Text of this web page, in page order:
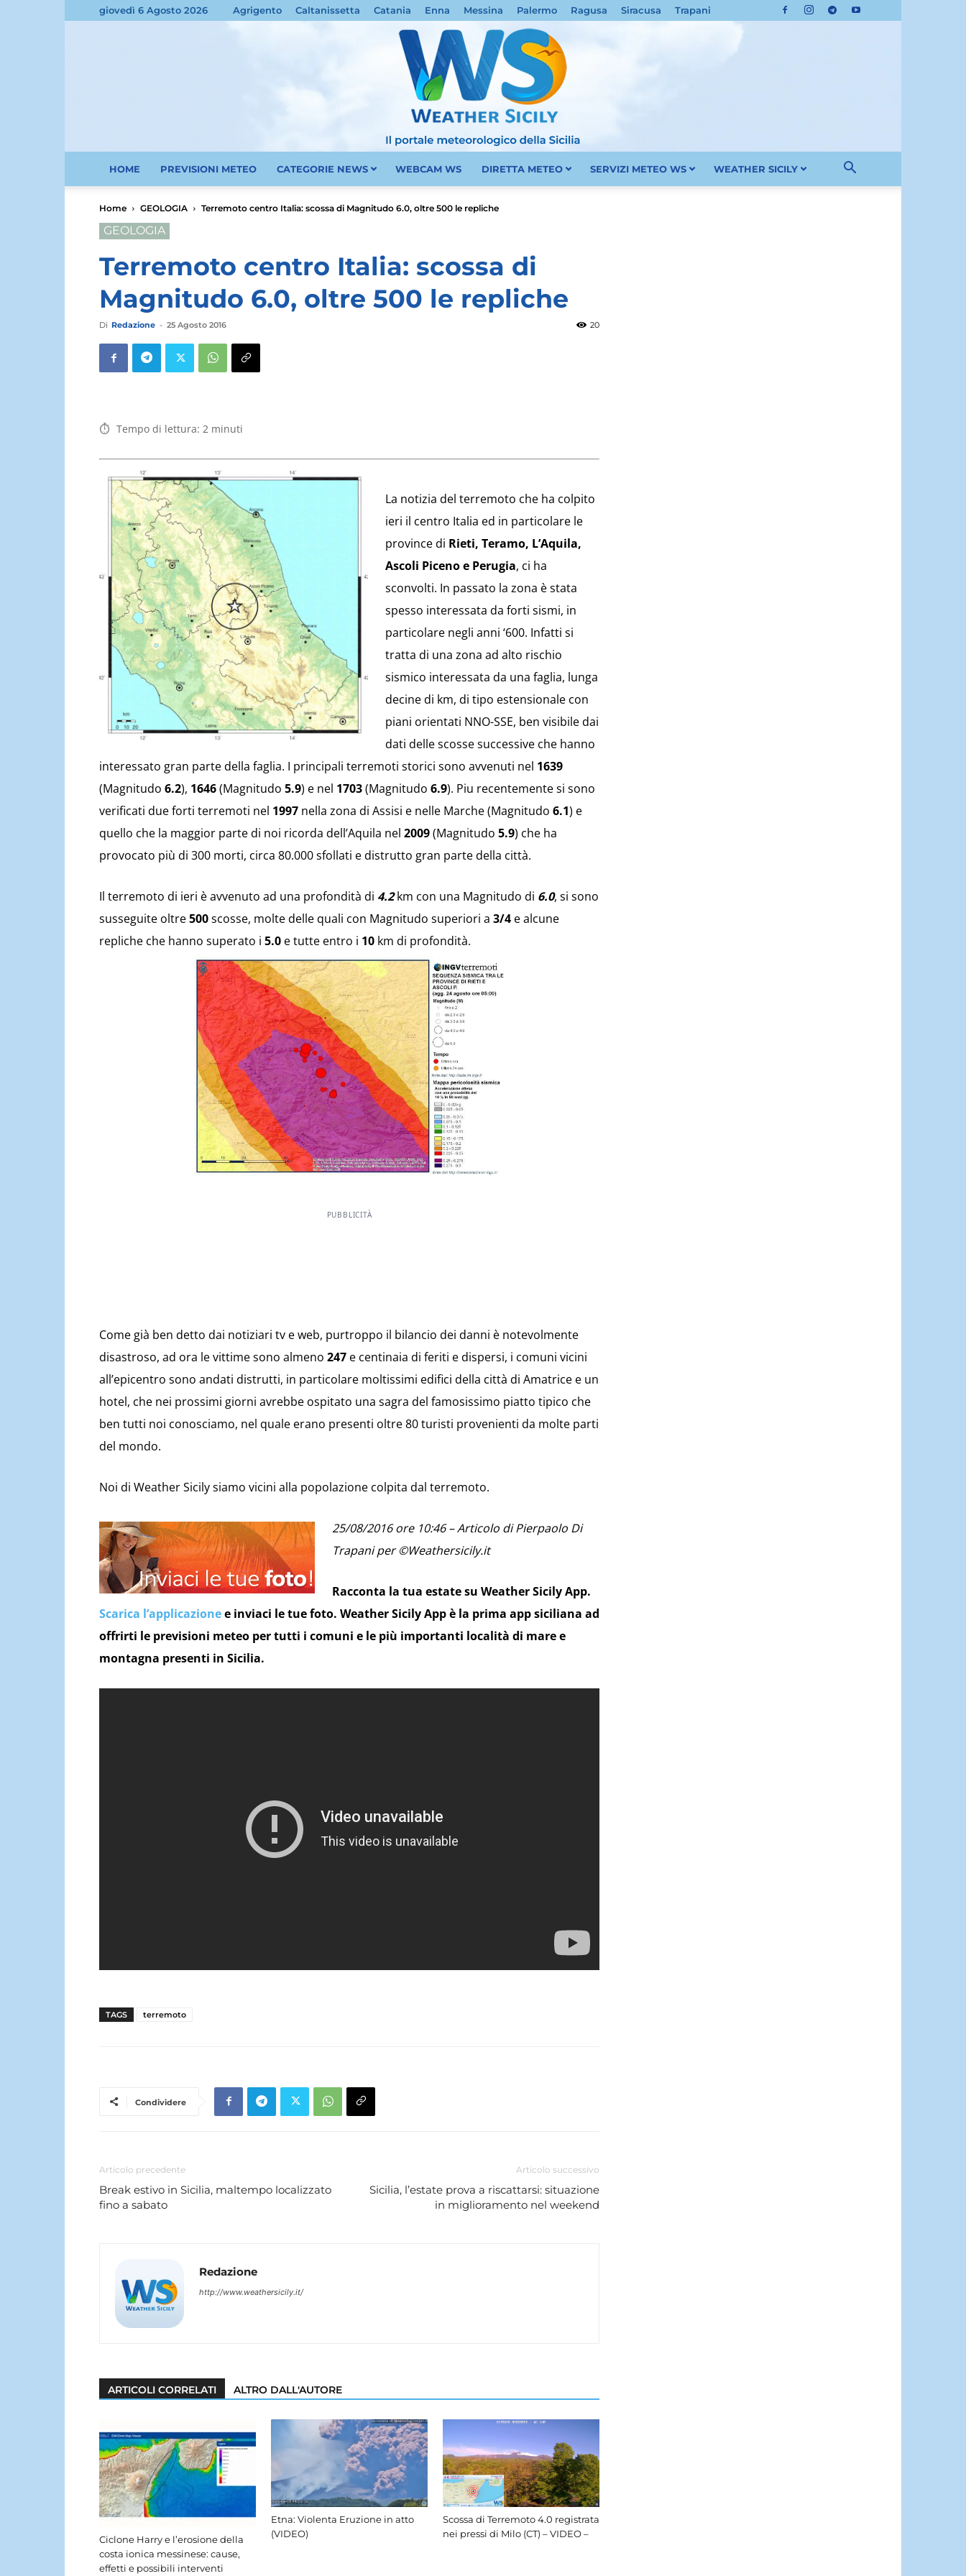
giovedì 6 Agosto 2026 Agrigento Caltanissetta Catania Enna Messina Palermo Ragusa Siracusa Trapani
Sicilia
Sicily.it
HOME PREVISIONI METEO CATEGORIE NEWS WEBCAM WS DIRETTA METEO SERVIZI METEO WS WEATHER SICILY
Home GEOLOGIA Terremoto centro Italia: scossa di Magnitudo 6.0, oltre 500 le repliche
GEOLOGIA
Terremoto centro Italia: scossa di
Magnitudo 6.0, oltre 500 le repliche
Di Redazione - 25 Agosto 2016 20
Tempo di lettura: 2 minuti
La notizia del terremoto che ha colpito
ieri il centro Italia ed in particolare le
province di Rieti, Teramo, L’Aquila,
Ascoli Piceno e Perugia, ci ha
sconvolti. In passato la zona è stata
spesso interessata da forti sismi, in
particolare negli anni ‘600. Infatti si
tratta di una zona ad alto rischio
sismico interessata da una faglia, lunga
decine di km, di tipo estensionale con
piani orientati NNO-SSE, ben visibile dai
dati delle scosse successive che hanno
interessato gran parte della faglia. I principali terremoti storici sono avvenuti nel 1639
(Magnitudo 6.2), 1646(Magnitudo 5.9) e nel 1703(Magnitudo 6.9). Piu recentemente si sono
verificati due forti terremoti nel 1997 nella zona di Assisi e nelle Marche (Magnitudo 6.1) e
quello che la maggior parte di noi ricorda dell’Aquila nel 2009(Magnitudo 5.9) che ha
provocato più di 300 morti, circa 80.000 sfollati e distrutto gran parte della città.
Il terremoto di ieri è avvenuto ad una profondità di 4.2km con una Magnitudo di 6.0, si sono
susseguite oltre500scosse, molte delle quali con Magnitudo superiori a 3/4 e alcune
repliche che hanno superato i 5.0 e tutte entro i 10 km di profondità.
PUBBLICITÀ
Come già ben detto dai notiziari tv e web, purtroppo il bilancio dei danni è notevolmente
disastroso, ad ora le vittime sono almeno 247 e centinaia di feriti e dispersi, i comuni vicini
all’epicentro sono andati distrutti, in particolare moltissimi edifici della città di Amatrice e un
hotel, che nei prossimi giorni avrebbe ospitato una sagra del famosissimo piatto tipico che
ben tutti noi conosciamo, nel quale erano presenti oltre 80 turisti provenienti da molte parti
del mondo.
Noi di Weather Sicily siamo vicini alla popolazione colpita dal terremoto.
25/08/2016 ore 10:46 – Articolo di Pierpaolo Di
Trapani per ©Weathersicily.it
Racconta la tua estate su Weather Sicily App.
Scarica l’applicazionee inviaci le tue foto. Weather Sicily App è la prima app siciliana ad
offrirti le previsioni meteo per tutti i comuni e le più importanti località di mare e
montagna presenti in Sicilia.
TAGS terremoto
Condividere
Articolo precedente
Break estivo in Sicilia, maltempo localizzato
fino a sabato
Articolo successivo
Sicilia, l’estate prova a riscattarsi: situazione
in miglioramento nel weekend
Redazione
http://www.weathersicily.it/
ARTICOLI CORRELATI ALTRO DALL'AUTORE
Ciclone Harry e l’erosione della
costa ionica messinese: cause,
effetti e possibili interventi
Etna: Violenta Eruzione in atto
(VIDEO)
Scossa di Terremoto 4.0 registrata
nei pressi di Milo (CT) – VIDEO –